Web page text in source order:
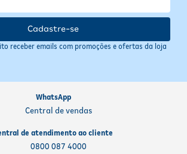
receber emails com promoções e ofertas da loja
Cadastre-se
WhatsApp
Central de vendas
de atendimento ao cliente
0800 087 4000